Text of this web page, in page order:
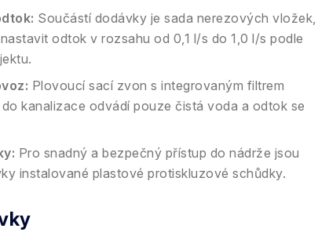
Součástí dodávky je sada nerezových vložek,
odtok v rozsahu od 0,1 l/s do 1,0 l/s podle
Plovoucí sací zvon s integrovaným filtrem
kanalizace odvádí pouze čistá voda a odtok se
Pro snadný a bezpečný přístup do nádrže jsou
instalované plastové protiskluzové schůdky.